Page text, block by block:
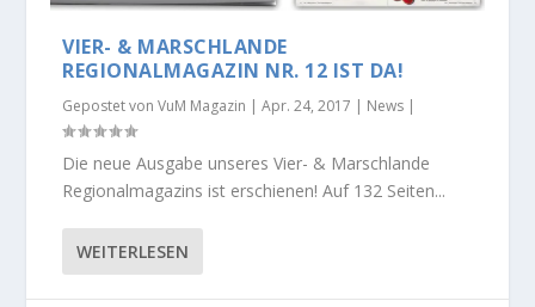
VIER- & MARSCHLANDE
REGIONALMAGAZIN NR. 12 IST DA!
Gepostet vonVuM Magazin |Apr. 24, 2017 | News |
Die neue Ausgabe unseres Vier- & Marschlande
Regionalmagazins ist erschienen! Auf 132 Seiten...
WEITERLESEN